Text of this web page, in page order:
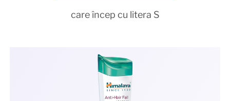
care încep cu litera S